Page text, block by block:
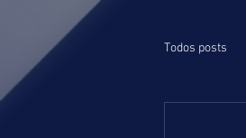
Todos posts